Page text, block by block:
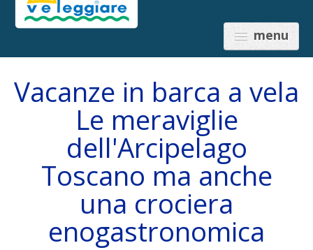
menu
PRICES
THE SAILING BOAT
Vacanze in barca a vela
Le meraviglie
dell'Arcipelago
Toscano ma anche
una crociera
enogastronomica